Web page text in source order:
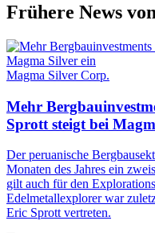
Frühere News
Magma Silver Corp.
Mehr
Sprott steigt bei
Der peruanische
Monaten des Jahres ein
gilt auch für den
Edelmetallexplorer war
Eric Sprott vertreten.